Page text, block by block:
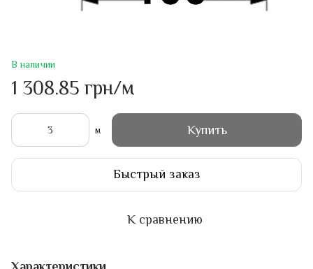
В наличии
1 308.85 грн/м
м Купить
Быстрый заказ
К сравнению
Характеристики